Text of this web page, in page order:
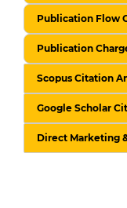
Publication Flow
Publication
Scopus Citation
Google Scholar
Direct Marketing